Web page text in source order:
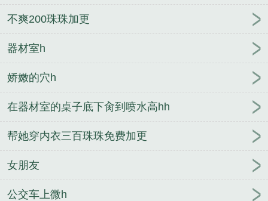
不爽200珠珠加更
器材室h
娇嫩的穴h
在器材室的桌子底下肏到喷水高hh
帮她穿内衣三百珠珠免费加更
女朋友
公交车上微h